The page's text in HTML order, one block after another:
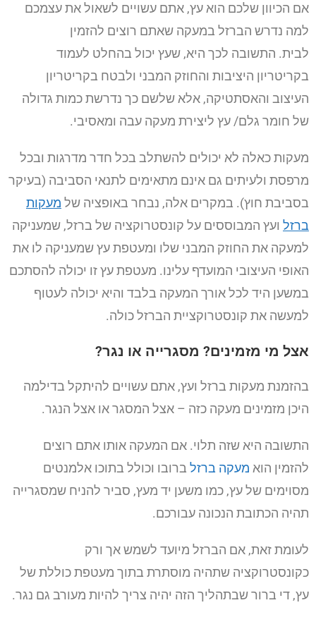
אם הכיוון שלכם הוא עץ, אתם עשויים לשאול את עצמכם
למה נדרש הברזל במעקה שאתם רוצים להזמין
לבית. התשובה לכך היא, שעץ יכול בהחלט לעמוד
בקריטריון היציבות והחוזק המבני ולבטח בקריטריון
העיצוב והאסתטיקה, אלא שלשם כך נדרשת כמות גדולה
של חומר גלם/ עץ ליצירת מעקה עבה ומאסיבי.
מעקות כאלה לא יכולים להשתלב בכל חדר מדרגות ובכל
מרפסת ולעיתים גם אינם מתאימים לתנאי הסביבה (בעיקר
בסביבת חוץ). במקרים אלה, נבחר באופציה של מעקות
ברזל ועץ המבוססים על קונסטרוקציה של ברזל, שמעניקה
למעקה את החוזק המבני שלו ומעטפת עץ שמעניקה לו את
האופי העיצובי המועדף עלינו. מעטפת עץ זו יכולה להסתכם
במשען היד לכל אורך המעקה בלבד והיא יכולה לעטוף
למעשה את קונסטרוקציית הברזל כולה.
אצל מי מזמינים? מסגרייה או נגר?
בהזמנת מעקות ברזל ועץ, אתם עשויים להיתקל בדילמה
היכן מזמינים מעקה כזה – אצל המסגר או אצל הנגר.
התשובה היא שזה תלוי. אם המעקה אותו אתם רוצים
להזמין הוא מעקה ברזל ברובו וכולל בתוכו אלמנטים
מסוימים של עץ, כמו משען יד מעץ, סביר להניח שמסגרייה
תהיה הכתובת הנכונה עבורכם.
לעומת זאת, אם הברזל מיועד לשמש אך ורק
כקונסטרוקציה שתהיה מוסתרת בתוך מעטפת כוללת של
עץ, די ברור שבתהליך הזה יהיה צריך להיות מעורב גם נגר.